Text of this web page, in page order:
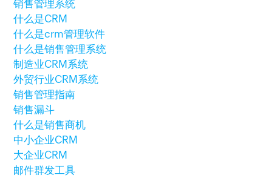
销售管理系统
什么是CRM
什么是crm管理软件
什么是销售管理系统
制造业CRM系统
外贸行业CRM系统
销售管理指南
销售漏斗
什么是销售商机
中小企业CRM
大企业CRM
邮件群发工具